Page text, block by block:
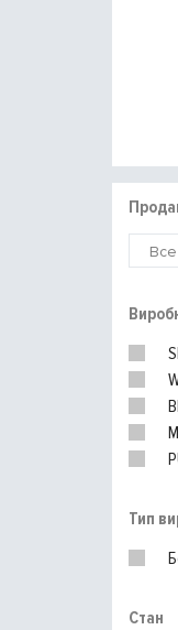
Тип
Стан